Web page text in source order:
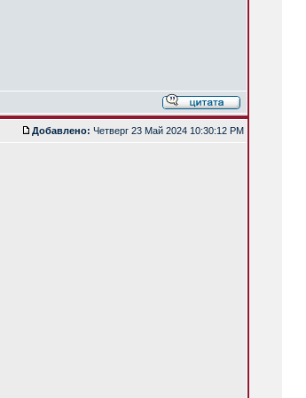
Добавлено: Четверг 23 Май 2024 10:30:12 PM